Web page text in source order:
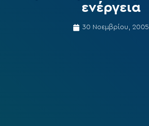
ενέργεια
30 Νοεμβρίου, 2005